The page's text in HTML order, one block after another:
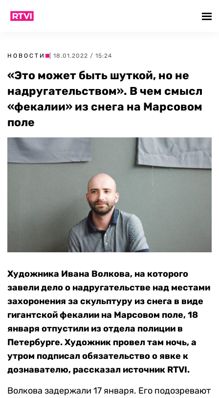
НОВОСТИ | 18.01.2022 / 15:24
«Это может быть шуткой, но не
надругательством». В чем смысл
«фекалии» из снега на Марсовом
поле
Художника Ивана Волкова, на которого
завели дело о надругательстве над местами
захоронения за скульптуру из снега в виде
гигантской фекалии на Марсовом поле, 18
января отпустили из отдела полиции в
Петербурге. Художник провел там ночь, а
утром подписал обязательство о явке к
дознавателю, рассказал источник RTVI.
Волкова задержали 17 января. Его подозревают